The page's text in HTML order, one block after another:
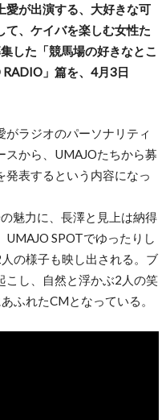
愛が出演する、大好きな可
て、ケイバを楽しむ女性た
した「競馬場の好きなとこ
」篇を、4月3日
ラジオのパーソナリティ
スから、UMAJOたちから募
表するという内容になっ
魅力に、長澤と見上は納得
UMAJO SPOTでゆったりし
の様子も映し出される。ブ
こし、自然と浮かぶ2人の笑
ふれたCMとなっている。